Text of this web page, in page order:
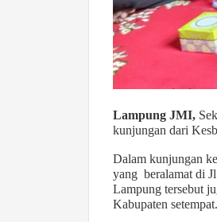
Lampung JMI,
kunjungan dari
Dalam kunjungan
yang beralamat di
Lampung tersebut
Kabupaten setempat.